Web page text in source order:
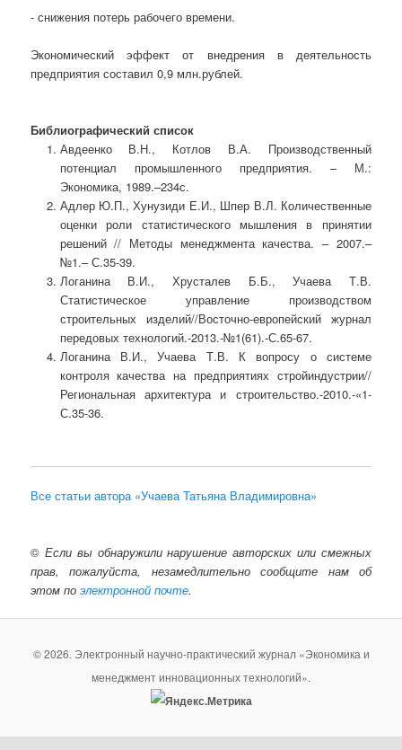
- снижения потерь рабочего времени.
Экономический эффект от внедрения в дея­тельность
предприятия составил 0,9 млн.рублей.
Библиографический список
Авдеенко В.Н., Котлов В.А. Производственный
потенциал промышленного предприятия. – М.:
Экономика, 1989.–234с.
Адлер Ю.П., Хунузиди Е.И., Шпер В.Л. Количественные
оценки роли статистического мышления в принятии
решений // Методы менеджмента качества. – 2007.–
№1.– С.35-39.
Логанина В.И., Хрусталев Б.Б., Учаева Т.В.
Статистическое управление производством
строительных изделий//Восточно-европейский журнал
передовых технологий.-2013.-№1(61).-С.65-67.
Логанина В.И., Учаева Т.В. К вопросу о системе
контроля качества на предприятиях стройиндустрии//
Региональная архитектура и строительство.-2010.-«1-
С.35-36.
Все статьи автора «Учаева Татьяна Владимировна»
© Если вы обнаружили нарушение авторских или смежных
прав, пожалуйста, незамедлительно сообщите нам об
этом поэлектронной почте.
© 2026. Электронный научно-практический журнал «Экономика и
менеджмент инновационных технологий».